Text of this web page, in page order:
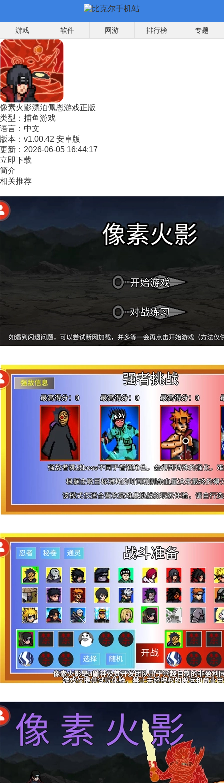
游戏 软件 网游 排行榜 专题
像素火影漂泊佩恩游戏正版
类型： 捕鱼游戏
语言： 中文
版本： v1.00.42 安卓版
更新： 2026-06-05 16:44:17
立即下载
简介
相关推荐